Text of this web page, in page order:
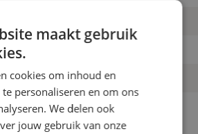
Duplex
3m
1.8
maakt gebruik
cookies om inhoud en
personaliseren en om ons
We delen ook
jouw gebruik van onze